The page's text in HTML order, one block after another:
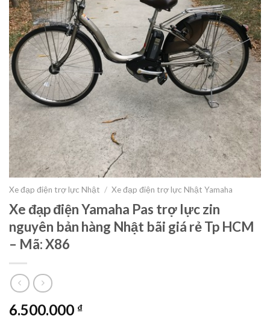
Xe đạp điện trợ lực Nhật / Xe đạp điện trợ lực Nhật Yamaha
Xe đạp điện Yamaha Pas trợ lực zin
nguyên bản hàng Nhật bãi giá rẻ Tp HCM
– Mã: X86
6.500.000 ₫